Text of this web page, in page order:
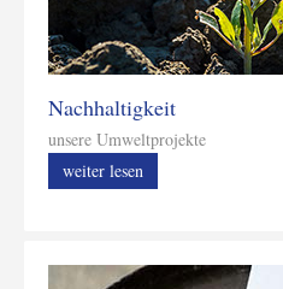
Nachhaltigkeit
unsere Umweltprojekte
weiter lesen